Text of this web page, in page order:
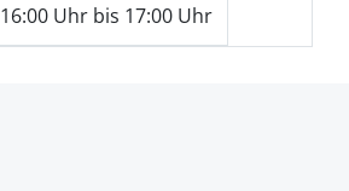
16:00 Uhr bis 17:00 Uhr